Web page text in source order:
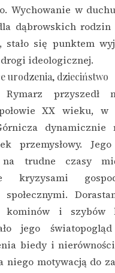
Wychowanie w
dąbrowskich
stało się punktem
ideologicznej.
urodzenia, dzieciństwo
Rymarz
XX wieku, w
dynamicznie
przemysłowy.
na trudne czasy
kryzysami
społecznymi.
kominów i szybów
jego
biedy i nierówności
niego motywacją do